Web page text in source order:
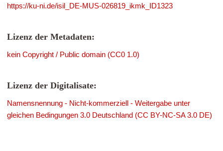
https://ku-ni.de/isil_DE-MUS-026819_ikmk_ID1323
Lizenz der Metadaten:
kein Copyright / Public domain (CC0 1.0)
Lizenz der Digitalisate:
Namensnennung - Nicht-kommerziell - Weitergabe unter
gleichen Bedingungen 3.0 Deutschland (CC BY-NC-SA 3.0 DE)